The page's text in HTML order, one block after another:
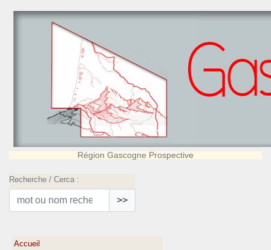
Région Gascogne Prospective
Recherche / Cerca :
>>
Accueil